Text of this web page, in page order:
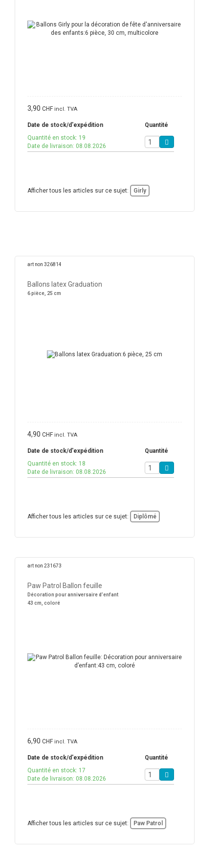
3,90 CHF incl. TVA
Date de stock/d'expédition
Quantité
Quantité en stock: 19
Date de livraison: 08.08.2026
Afficher tous les articles sur ce sujet: Girly
art non 326814
Ballons latex Graduation
6 pièce, 25 cm
4,90 CHF incl. TVA
Date de stock/d'expédition
Quantité
Quantité en stock: 18
Date de livraison: 08.08.2026
Afficher tous les articles sur ce sujet: Diplômé
art non 231673
Paw Patrol Ballon feuille
Décoration pour anniversaire d’enfant
43 cm, coloré
6,90 CHF incl. TVA
Date de stock/d'expédition
Quantité
Quantité en stock: 17
Date de livraison: 08.08.2026
Afficher tous les articles sur ce sujet: Paw Patrol